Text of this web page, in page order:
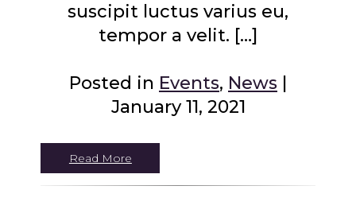
suscipit luctus varius eu,
tempor a velit. […]
Posted in Events, News
January 11, 2021
Read More